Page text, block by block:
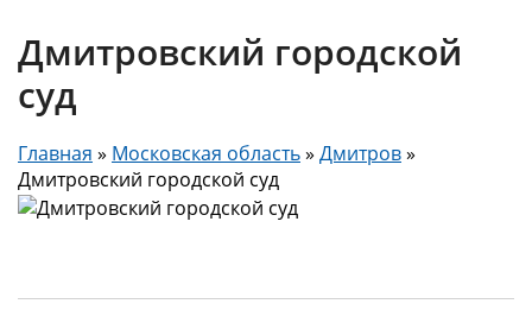
Дмитровский городской
суд
Главная » Московская область» Дмитров»
Дмитровский городской суд